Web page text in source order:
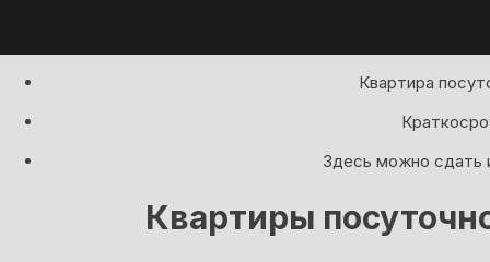
Квартира
Здесь можно сдать
Квартиры